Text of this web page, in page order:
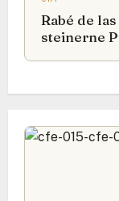
Rabé de
steinerne